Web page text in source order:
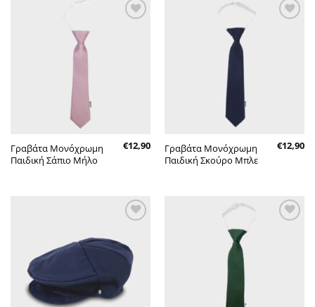
Γραβάτα Μονόχρωμη
Παιδική Σάπιο Μήλο
€12,90
Γραβάτα Μονόχρωμη
Παιδική Σκούρο Μπλε
€12,90
στην λίστα
επιθυμητών